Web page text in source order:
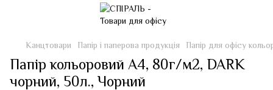
Канцтовари Папір і паперова продукція Папір для офісу
Папір кольоровий А4, 80г/м2, DARK
чорний, 50л., Чорний